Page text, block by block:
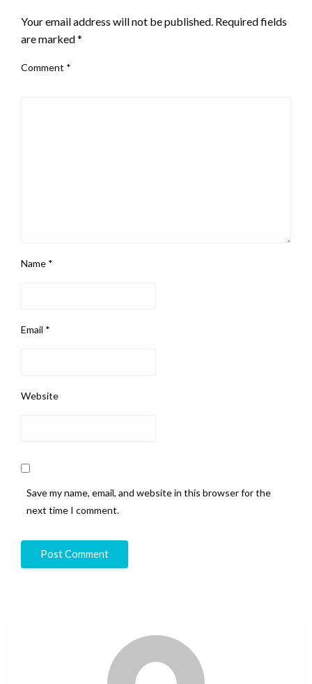
Your email address will not be published. Required fields
are marked*
Comment *
Name *
Email *
Website
Save my name, email, and website in this browser for the
next time I comment.